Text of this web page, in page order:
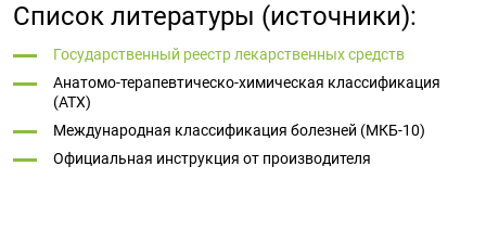
Список литературы (источники):
Государственный реестр лекарственных средств
Анатомо-терапевтическо-химическая классификация
(ATX)
Международная классификация болезней (МКБ-10)
Официальная инструкция от производителя